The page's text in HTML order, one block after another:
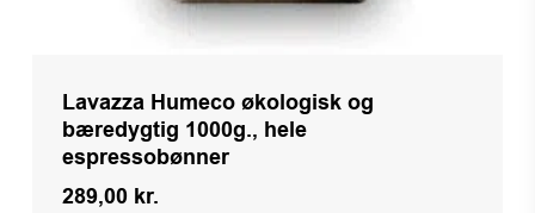
Lavazza Humeco økologisk og
bæredygtig 1000g., hele
espressobønner
289,00 kr.